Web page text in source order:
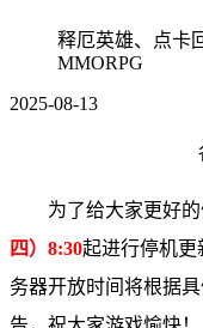
释厄英雄、点卡
MMORPG
2025-08-13
为了给大家更好的
四）8:30起进行停机更
务器开放时间将根据